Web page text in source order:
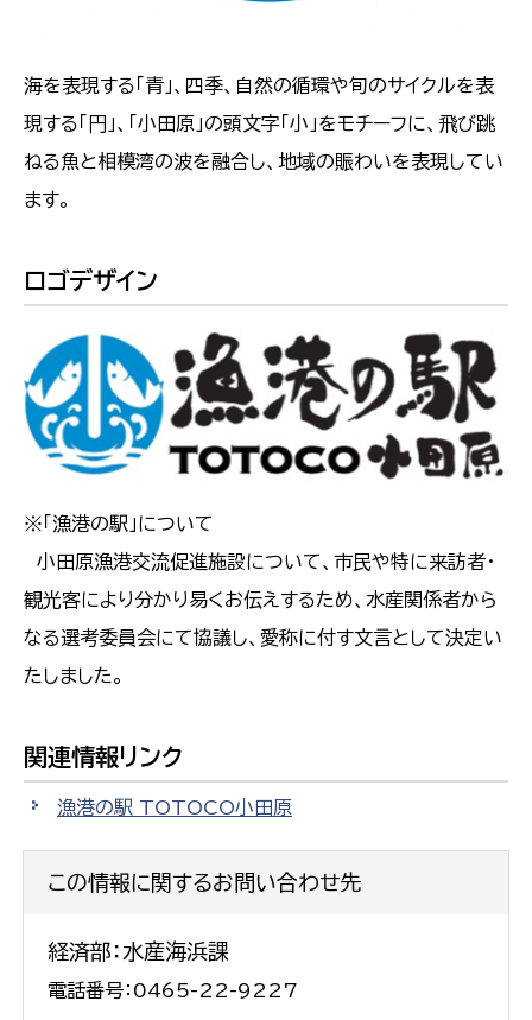
海を表現する「青」、四季、自然の循環や旬のサイクルを表
現する「円」、「小田原」の頭文字「小」をモチーフに、飛び跳
ねる魚と相模湾の波を融合し、地域の賑わいを表現してい
ます。
ロゴデザイン
※「漁港の駅」について
小田原漁港交流促進施設について、市民や特に来訪者・
観光客により分かり易くお伝えするため、水産関係者から
なる選考委員会にて協議し、愛称に付す文言として決定い
たしました。
関連情報リンク
漁港の駅 TOTOCO小田原
この情報に関するお問い合わせ先
経済部：水産海浜課
電話番号：0465-22-9227